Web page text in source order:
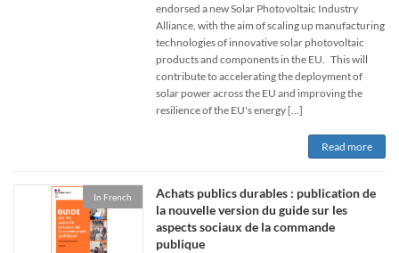
endorsed a new Solar Photovoltaic Industry
Alliance, with the aim of scaling up manufacturing
technologies of innovative solar photovoltaic
products and components in the EU. This will
contribute to accelerating the deployment of
solar power across the EU and improving the
resilience of the EU's energy […]
Read more
In French
Achats publics durables : publication de
la nouvelle version du guide sur les
aspects sociaux de la commande
publique